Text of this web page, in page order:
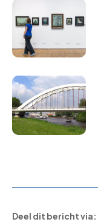
Deel dit bericht via: